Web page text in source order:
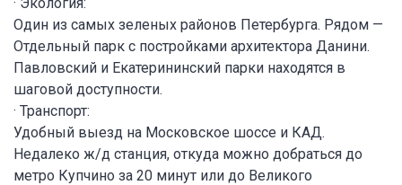
Один из самых зеленых районов Петербурга. Рядом —
Отдельный парк с постройками архитектора Данини.
Павловский и Екатерининский парки находятся в
шаговой доступности.
· Транспорт:
Удобный выезд на Московское шоссе и КАД.
Недалеко ж/д станция, откуда можно добраться до
метро Купчино за 20 минут или до Великого